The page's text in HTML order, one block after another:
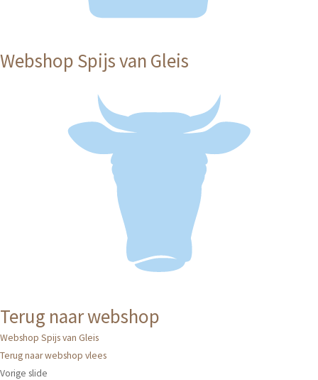
Webshop Spijs van Gleis
Terug naar webshop
Webshop Spijs van Gleis
Terug naar webshop vlees
Vorige slide